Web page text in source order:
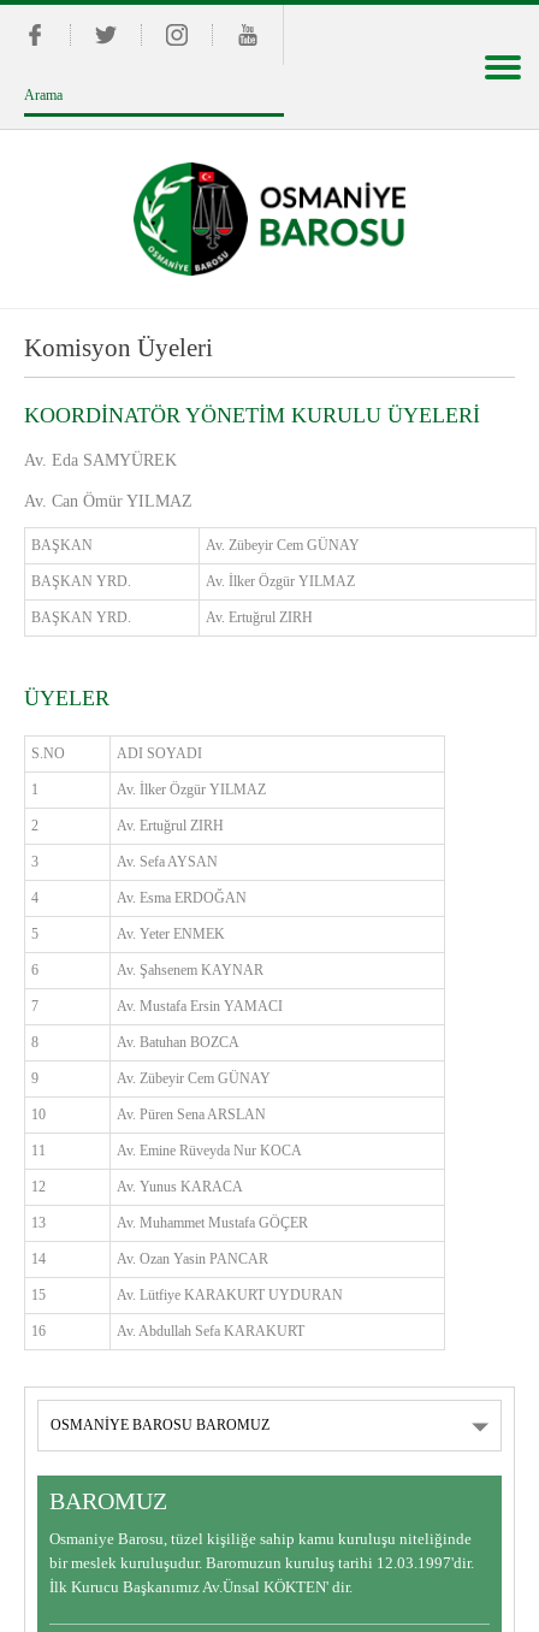
Komisyon Üyeleri
KOORDİNATÖR YÖNETİM KURULU ÜYELERİ
Av. Eda SAMYÜREK
Av. Can Ömür YILMAZ
BAŞKAN Av. Zübeyir Cem GÜNAY
BAŞKAN YRD. Av. İlker Özgür YILMAZ
BAŞKAN YRD. Av. Ertuğrul ZIRH
ÜYELER
S.NO ADI SOYADI
1 Av. İlker Özgür YILMAZ
2 Av. Ertuğrul ZIRH
3 Av. Sefa AYSAN
4 Av. Esma ERDOĞAN
5 Av. Yeter ENMEK
6 Av. Şahsenem KAYNAR
7 Av. Mustafa Ersin YAMACI
8 Av. Batuhan BOZCA
9 Av. Zübeyir Cem GÜNAY
10 Av. Püren Sena ARSLAN
11 Av. Emine Rüveyda Nur KOCA
12 Av. Yunus KARACA
13 Av. Muhammet Mustafa GÖÇER
14 Av. Ozan Yasin PANCAR
15 Av. Lütfiye KARAKURT UYDURAN
16 Av. Abdullah Sefa KARAKURT
BAROMUZ
Osmaniye Barosu, tüzel kişiliğe sahip kamu kuruluşu niteliğinde
bir meslek kuruluşudur. Baromuzun kuruluş tarihi 12.03.1997'dir.
İlk Kurucu Başkanımız Av.Ünsal KÖKTEN' dir.